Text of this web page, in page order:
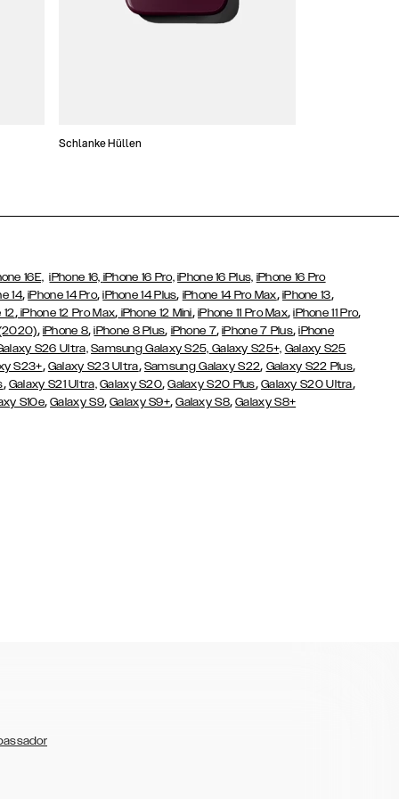
Schlanke Hüllen
16E, iPhone 16, iPhone 16 Pro, iPhone 16 Plus, iPhone 16 Pro
14,iPhone 14 Pro,iPhone 14 Plus, iPhone 14 Pro Max, iPhone 13,
12,iPhone 12 Pro Max, iPhone 12 Mini, iPhone 11 Pro Max,iPhone 11 Pro,
, iPhone 8,iPhone 8 Plus, iPhone 7,iPhone 7 Plus,iPhone
S26 Ultra, Samsung Galaxy S25, Galaxy S25+, Galaxy S25
S23+, Galaxy S23 Ultra, Samsung Galaxy S22, Galaxy S22 Plus,
, Galaxy S21 Ultra, Galaxy S20,Galaxy S20 Plus, Galaxy S20 Ultra,
S10e,Galaxy S9,Galaxy S9+,Galaxy S8,Galaxy S8+